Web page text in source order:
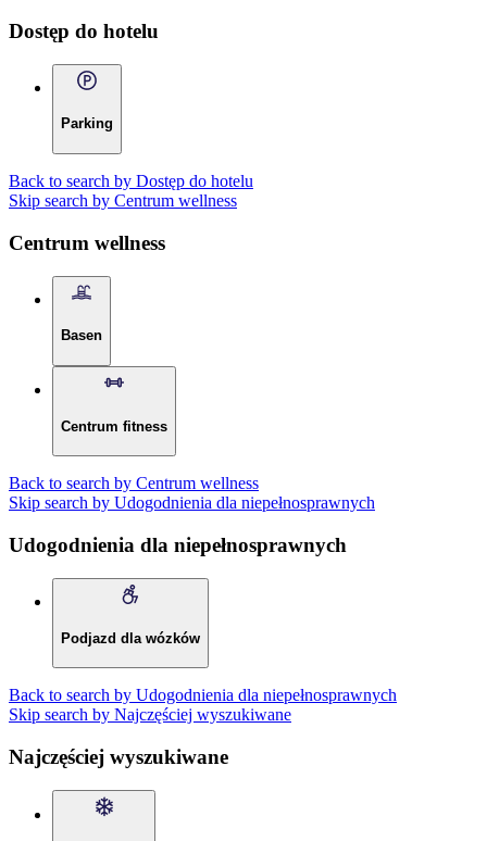
Dostęp do hotelu
Parking
Back to search by Dostęp do hotelu
Skip search by Centrum wellness
Centrum wellness
Basen
Centrum fitness
Back to search by Centrum wellness
Skip search by Udogodnienia dla niepełnosprawnych
Udogodnienia dla niepełnosprawnych
Podjazd dla wózków
Back to search by Udogodnienia dla niepełnosprawnych
Skip search by Najczęściej wyszukiwane
Najczęściej wyszukiwane